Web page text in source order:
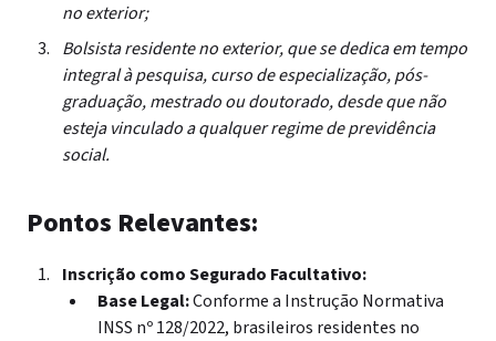
no exterior;
Bolsista residente no exterior, que se dedica em tempo
integral à pesquisa, curso de especialização, pós-
graduação, mestrado ou doutorado, desde que não
esteja vinculado a qualquer regime de previdência
social.
Pontos Relevantes:
Inscrição como Segurado Facultativo:
Base Legal:Conforme a Instrução Normativa
INSS nº 128/2022, brasileiros residentes no